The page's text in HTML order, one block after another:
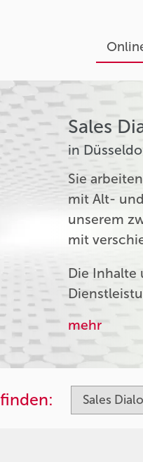
Sales
in
Sie
mit Alt-
unserem
mit
Die Inhalte
mehr